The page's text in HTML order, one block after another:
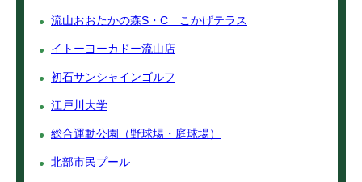
流山おおたかの森S・C こかげテラス
イトーヨーカドー流山店
初石サンシャインゴルフ
江戸川大学
総合運動公園（野球場・庭球場）
北部市民プール